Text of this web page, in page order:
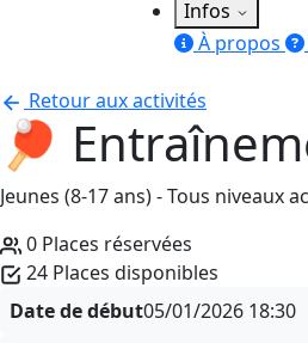
Infos
À propos
Retour aux activités
🏓
Jeunes (8-17 ans) - Tous niveaux
0 Places réservées
24 Places disponibles
Date de début05/01/2026 18:30